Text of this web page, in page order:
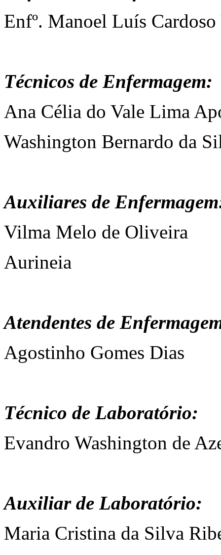
Enfº. Manoel Luís
Técnicos de Enfermagem:
Ana Célia do Vale Lima
Washington Bernardo da
Auxiliares de
Vilma Melo de Oliveira
Aurineia
Atendentes de
Agostinho Gomes Dias
Técnico de Laboratório:
Evandro Washington de
Auxiliar de Laboratório:
Maria Cristina da Silva